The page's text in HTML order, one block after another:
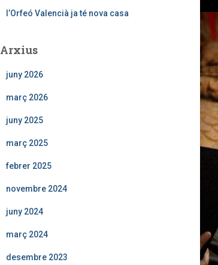
l’Orfeó Valencià ja té nova casa
Arxius
juny 2026
març 2026
juny 2025
març 2025
febrer 2025
novembre 2024
juny 2024
març 2024
desembre 2023